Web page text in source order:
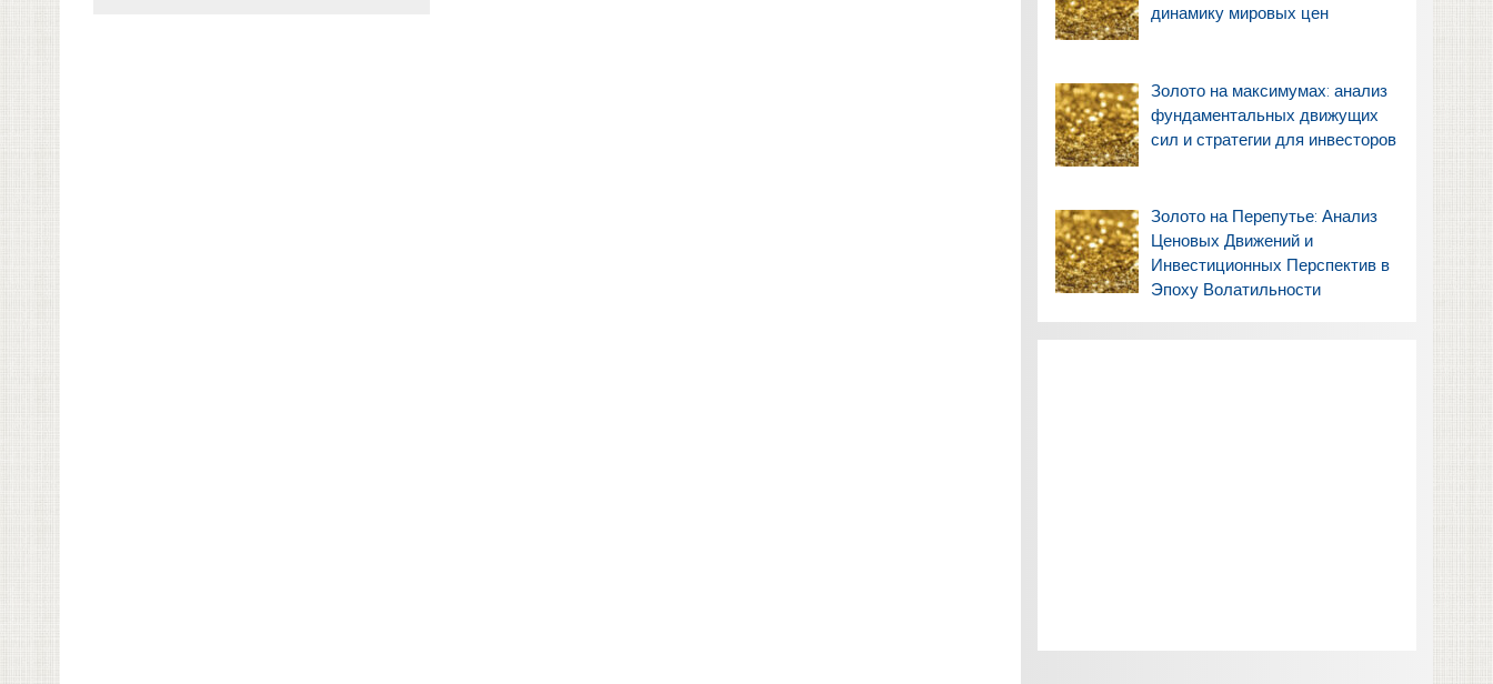
динамику мировых цен
Золото на максимумах: анализ
фундаментальных движущих
сил и стратегии для инвесторов
Золото на Перепутье: Анализ
Ценовых Движений и
Инвестиционных Перспектив в
Эпоху Волатильности